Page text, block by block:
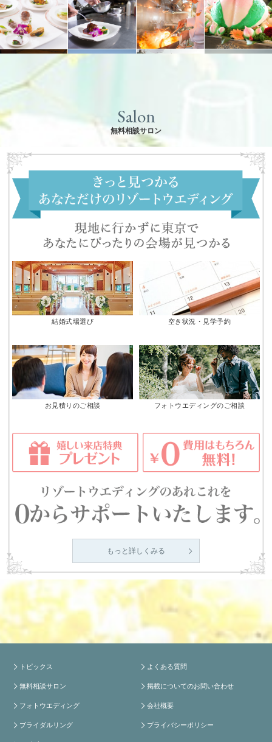
Salon
無料相談サロン
結婚式場選び 空き状況・見学予約
お見積りのご相談 フォトウエディングのご相談
もっと詳しくみる
トピックス
無料相談サロン
フォトウエディング
ブライダルリング
よくある質問
掲載についてのお問い合わせ
会社概要
プライバシーポリシー